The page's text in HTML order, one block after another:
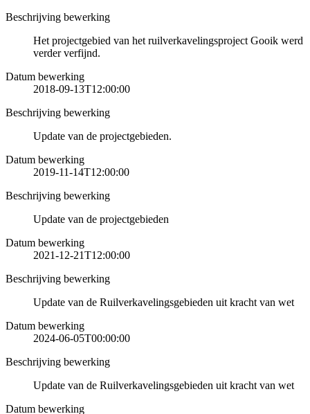
Beschrijving bewerking
Het projectgebied van het ruilverkavelingsproject Gooik werd
verder verfijnd.
Datum bewerking
2018-09-13T12:00:00
Beschrijving bewerking
Update van de projectgebieden.
Datum bewerking
2019-11-14T12:00:00
Beschrijving bewerking
Update van de projectgebieden
Datum bewerking
2021-12-21T12:00:00
Beschrijving bewerking
Update van de Ruilverkavelingsgebieden uit kracht van wet
Datum bewerking
2024-06-05T00:00:00
Beschrijving bewerking
Update van de Ruilverkavelingsgebieden uit kracht van wet
Datum bewerking